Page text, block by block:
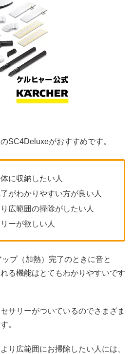
SC4Deluxeがおすすめです。
に収納したい人
がわかりやすい方が良い人
広範囲の掃除がしたい人
ーが欲しい人
プ（加熱）完了のときに音と
る機能はとてもわかりやすいです
サリーがついているのでさまざま
。
り広範囲にお掃除したい人には、